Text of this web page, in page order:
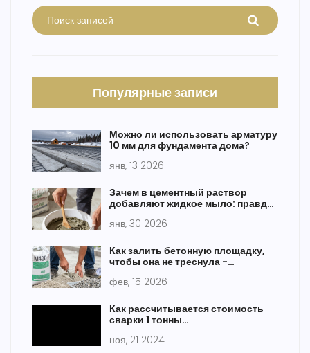
Популярные записи
Можно ли использовать арматуру
10 мм для фундамента дома?
янв, 13 2026
Зачем в цементный раствор
добавляют жидкое мыло: правда
янв, 30 2026
Как залить бетонную площадку,
чтобы она не треснула -
фев, 15 2026
Как рассчитывается стоимость
сварки 1 тонны
ноя, 21 2024